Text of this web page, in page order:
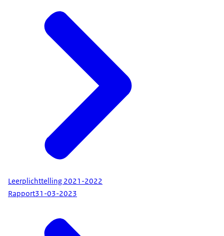
Leerplichttelling 2021-2022
Rapport31-03-2023